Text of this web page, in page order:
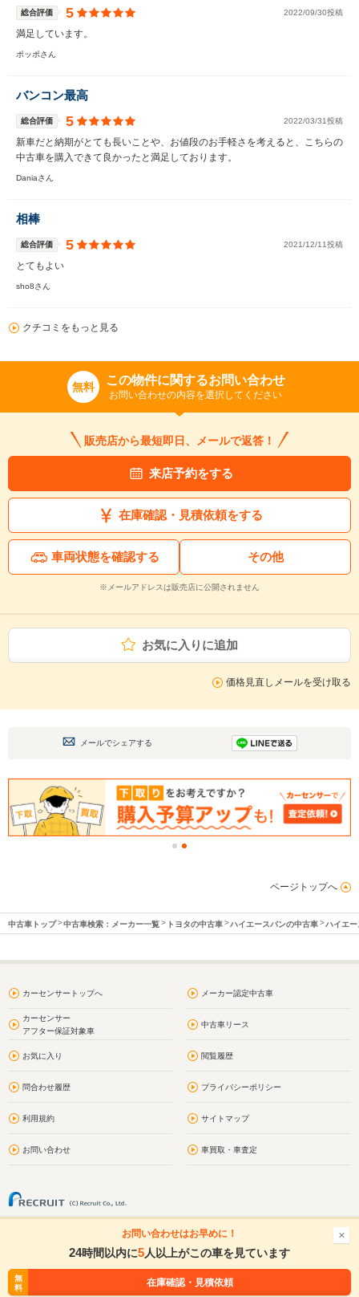
総合評価 5 2022/09/30投稿
満足しています。
ポッポさん
バンコン最高
総合評価 5 2022/03/31投稿
新車だと納期がとても長いことや、お値段のお手軽さを考えると、こちらの
中古車を購入できて良かったと満足しております。
Daniaさん
相棒
総合評価 5 2021/12/11投稿
とてもよい
sho8さん
クチコミをもっと見る
無料 この物件に関するお問い合わせ
お問い合わせの内容を選択してください
販売店から最短即日、メールで返答！
来店予約をする
在庫確認・見積依頼をする
車両状態を確認する その他
※メールアドレスは販売店に公開されません
お気に入りに追加
価格見直しメールを受け取る
メールでシェアする
ページトップへ
中古車トップ 中古車検索：メーカー一覧 トヨタの中古車 ハイエースバンの中古車 ハイエ
カーセンサートップへ メーカー認定中古車
カーセンサー
アフター保証対象車
中古車リース
お気に入り 閲覧履歴
問合わせ履歴 プライバシーポリシー
利用規約 サイトマップ
お問い合わせ 車買取・車査定
無
料
在庫確認・見積依頼
お問い合わせはお早めに！
24時間以内に5人以上がこの車を見ています
無
料
在庫確認・見積依頼